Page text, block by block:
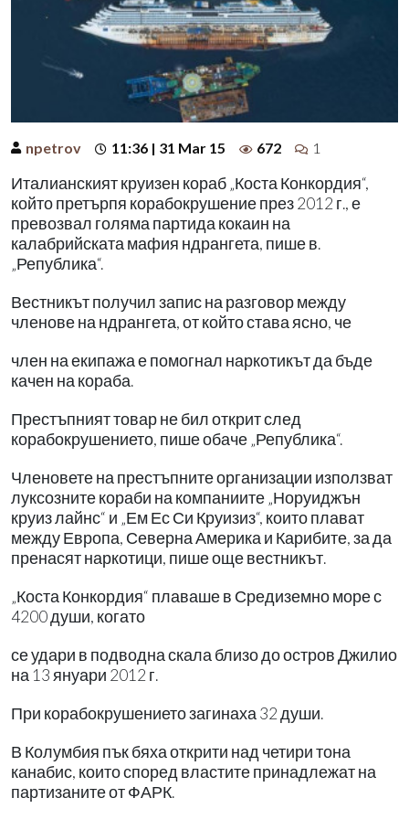
npetrov 11:36 | 31 Mar 15 672 1
Италианският круизен кораб „Коста Конкордия“,
който претърпя корабокрушение през 2012 г., е
превозвал голяма партида кокаин на
калабрийската мафия ндрангета, пише в.
„Република“.
Вестникът получил запис на разговор между
членове на ндрангета, от който става ясно, че
член на екипажа е помогнал наркотикът да бъде
качен на кораба.
Престъпният товар не бил открит след
корабокрушението, пише обаче „Република“.
Членовете на престъпните организации използват
луксозните кораби на компаниите „Норуиджън
круиз лайнс“ и „Ем Ес Си Круизиз“, които плават
между Европа, Северна Америка и Карибите, за да
пренасят наркотици, пише още вестникът.
„Коста Конкордия“ плаваше в Средиземно море с
4200 души, когато
се удари в подводна скала близо до остров Джилио
на 13 януари 2012 г.
При корабокрушението загинаха 32 души.
В Колумбия пък бяха открити над четири тона
канабис, които според властите принадлежат на
партизаните от ФАРК.